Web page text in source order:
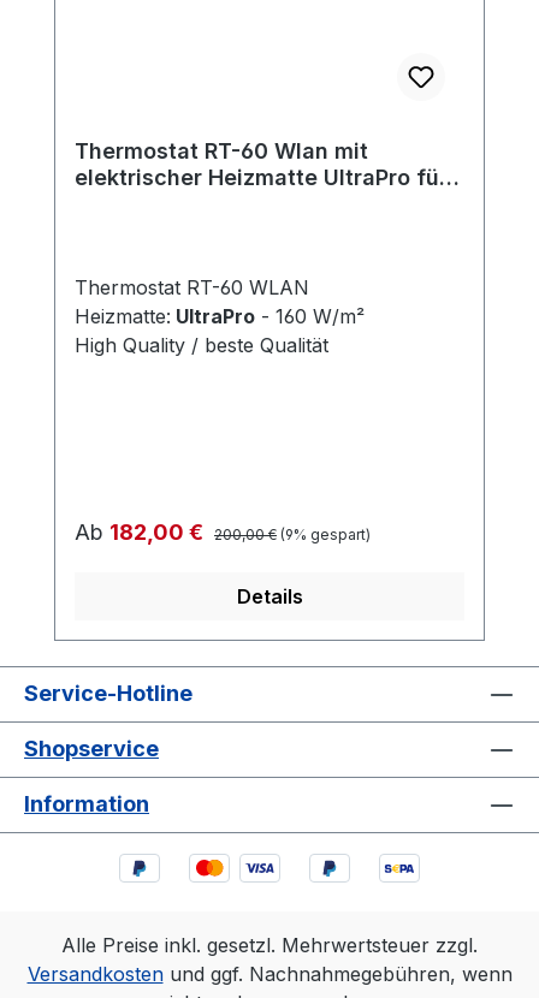
Thermostat RT-60 Wlan mit
elektrischer Heizmatte UltraPro für
Thermostat RT-60 WLAN
Heizmatte: UltraPro - 160 W/m²
High Quality / beste Qualität
Verkaufspreis:
Ab 182,00 € Regulärer Preis:
200,00 € (9% gespart)
Details
Service-Hotline
Shopservice
Information
Alle Preise inkl. gesetzl. Mehrwertsteuer zzgl.
Versandkostenund ggf. Nachnahmegebühren, wenn